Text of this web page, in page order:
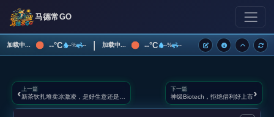
马德常GO
加载中... --°C --% -- | 加载中... --°C --% --
‹ 上一篇 下一篇
神级Biotech，拒绝借利好上市›